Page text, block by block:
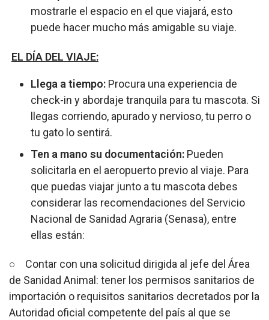
mostrarle el espacio en el que viajará, esto
puede hacer mucho más amigable su viaje.
EL DÍA DEL VIAJE:
Llega a tiempo: Procura una experiencia de
check-in y abordaje tranquila para tu mascota. Si
llegas corriendo, apurado y nervioso, tu perro o
tu gato lo sentirá.
Ten a mano su documentación: Pueden
solicitarla en el aeropuerto previo al viaje. Para
que puedas viajar junto a tu mascota debes
considerar las recomendaciones del Servicio
Nacional de Sanidad Agraria (Senasa), entre
ellas están:
○ Contar con una solicitud dirigida al jefe del Área
de Sanidad Animal: tener los permisos sanitarios de
importación o requisitos sanitarios decretados por la
Autoridad oficial competente del país al que se